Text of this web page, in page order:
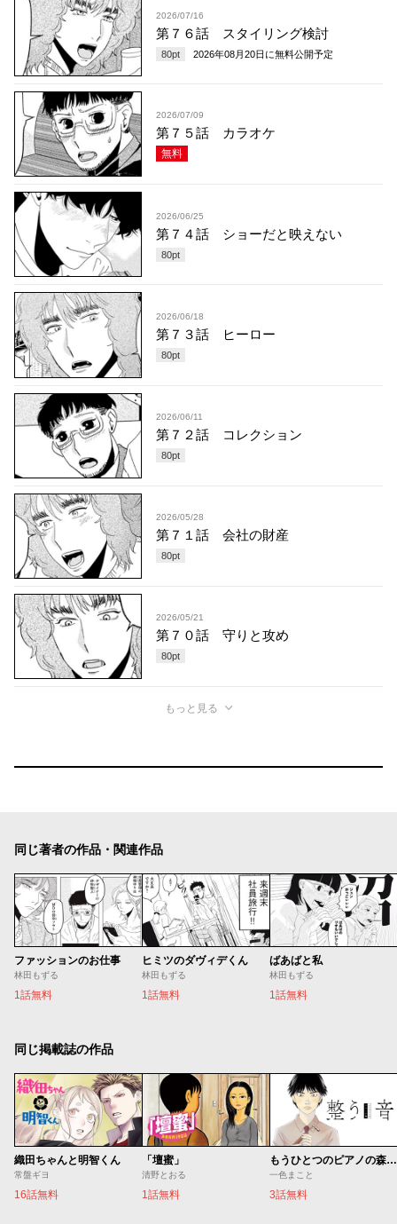
2026/07/16
第７６話 スタイリング検討
80pt 2026年08月20日 に無料公開予定
2026/07/09
第７５話 カラオケ
無料
2026/06/25
第７４話 ショーだと映えない
80pt
2026/06/18
第７３話 ヒーロー
80pt
2026/06/11
第７２話 コレクション
80pt
2026/05/28
第７１話 会社の財産
80pt
2026/05/21
第７０話 守りと攻め
80pt
もっと見る
同じ著者の作品・関連作品
ファッションのお仕事
林田もずる
1話無料
ヒミツのダヴィデくん
林田もずる
1話無料
ばあばと私
林田もずる
1話無料
同じ掲載誌の作品
織田ちゃんと明智くん
常盤ギヨ
16話無料
「壇蜜」
清野とおる
1話無料
もうひとつのピアノの森 整う音
一色まこと
3話無料